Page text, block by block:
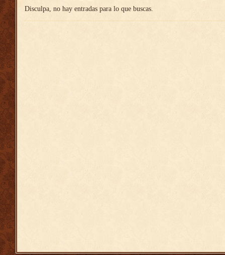
Disculpa, no hay entradas para lo que buscas.